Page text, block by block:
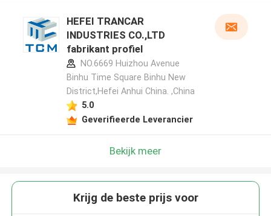
HEFEI TRANCAR
INDUSTRIES CO.,LTD
fabrikant profiel
NO.6669 Huizhou Avenue
Binhu Time Square Binhu New
District,Hefei Anhui China. ,China
5.0
Geverifieerde Leverancier
Bekijk meer
Krijg de beste prijs voor